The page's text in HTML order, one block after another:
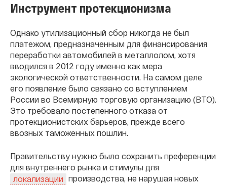
Инструмент протекционизма
Однако утилизационный сбор никогда не был
платежом, предназначенным для финансирования
переработки автомобилей в металлолом, хотя
вводился в 2012 году именно как мера
экологической ответственности. На самом деле
его появление было связано со вступлением
России во Всемирную торговую организацию (ВТО).
Это требовало постепенного отказа от
протекционистских барьеров, прежде всего
ввозных таможенных пошлин.
Правительству нужно было сохранить преференции
для внутреннего рынка и стимулы для
локализации производства, не нарушая новых